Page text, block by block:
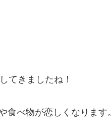
てきましたね！
食べ物が恋しくなります。